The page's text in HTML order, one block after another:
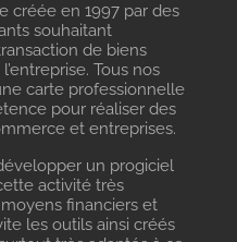
créée en 1997 par des
souhaitant
de biens
Tous nos
carte professionnelle
pour réaliser des
et entreprises.
un progiciel
activité très
financiers et
les outils ainsi créés